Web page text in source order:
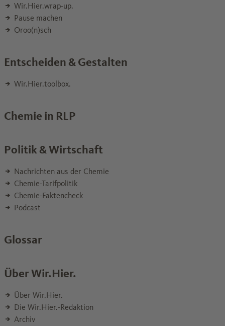
Wir.Hier.wrap-up.
Pause machen
Oroo(n)sch
Entscheiden & Gestalten
Wir.Hier.toolbox.
Chemie in RLP
Politik & Wirtschaft
Nachrichten aus der Chemie
Chemie-Tarifpolitik
Chemie-Faktencheck
Podcast
Glossar
Über Wir.Hier.
Über Wir.Hier.
Die Wir.Hier.-Redaktion
Archiv